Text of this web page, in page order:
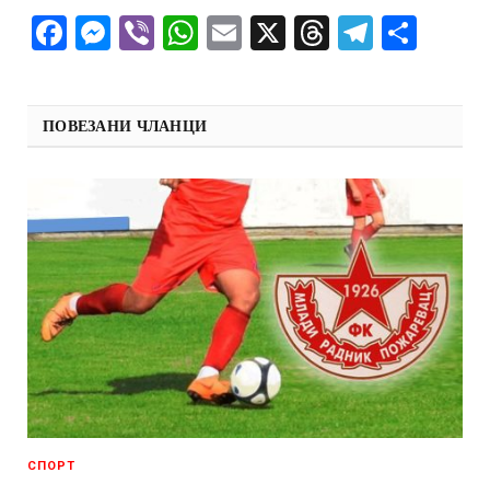
Facebook
Messenger
ViberWhatsApp
Email
X Threads
ПОВЕЗАНИ ЧЛАНЦИ
СПОРТ